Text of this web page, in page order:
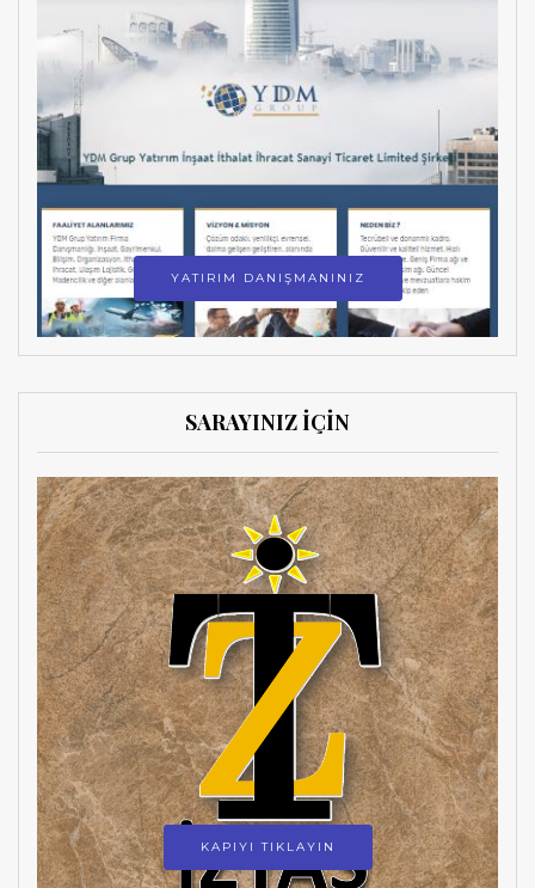
YATIRIM DANIŞMANINIZ
SARAYINIZ İÇİN
KAPIYI TIKLAYIN